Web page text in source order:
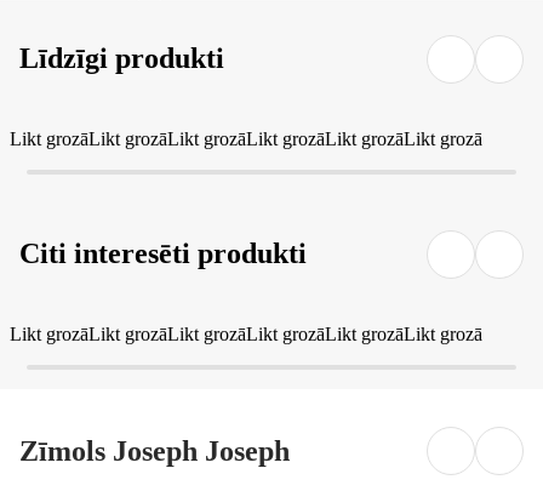
Līdzīgi produkti
Likt grozāLikt grozāLikt grozāLikt grozāLikt grozāLikt grozā
Citi interesēti produkti
Likt grozāLikt grozāLikt grozāLikt grozāLikt grozāLikt grozā
Zīmols Joseph Joseph